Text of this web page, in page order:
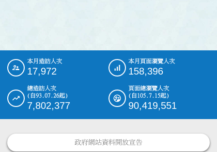
::: 本月造訪人次
17,972
本月頁面瀏覽人次
158,396
總造訪人次
(自93.07.26起)
7,802,377
頁面總瀏覽人次
(自105.7.15起)
90,419,551
政府網站資料開放宣告